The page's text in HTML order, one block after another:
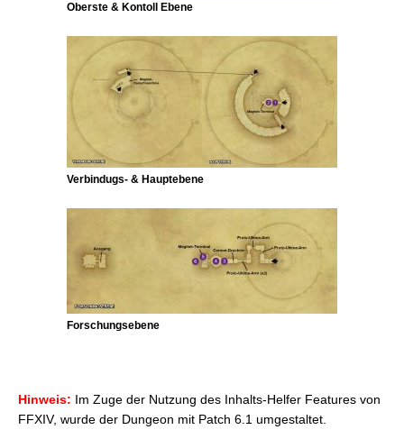
Oberste & Kontoll Ebene
Verbindugs- & Hauptebene
Forschungsebene
Hinweis: Im Zuge der Nutzung des Inhalts-Helfer Features von
FFXIV, wurde der Dungeon mit Patch 6.1 umgestaltet.